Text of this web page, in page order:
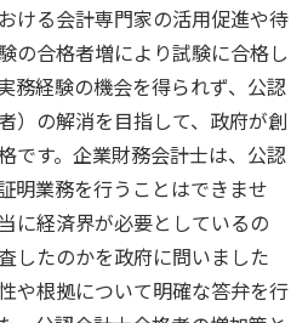
ける会計専門家の活用促進や待
の合格者増により試験に合格し
務経験の機会を得られず、公認
）の解消を目指して、政府が創
です。企業財務会計士は、公認
明業務を行うことはできませ
に経済界が必要としているの
したのかを政府に問いました
や根拠について明確な答弁を行